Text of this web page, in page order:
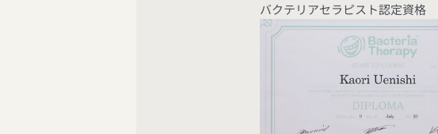
バクテリアセラピスト認定資格